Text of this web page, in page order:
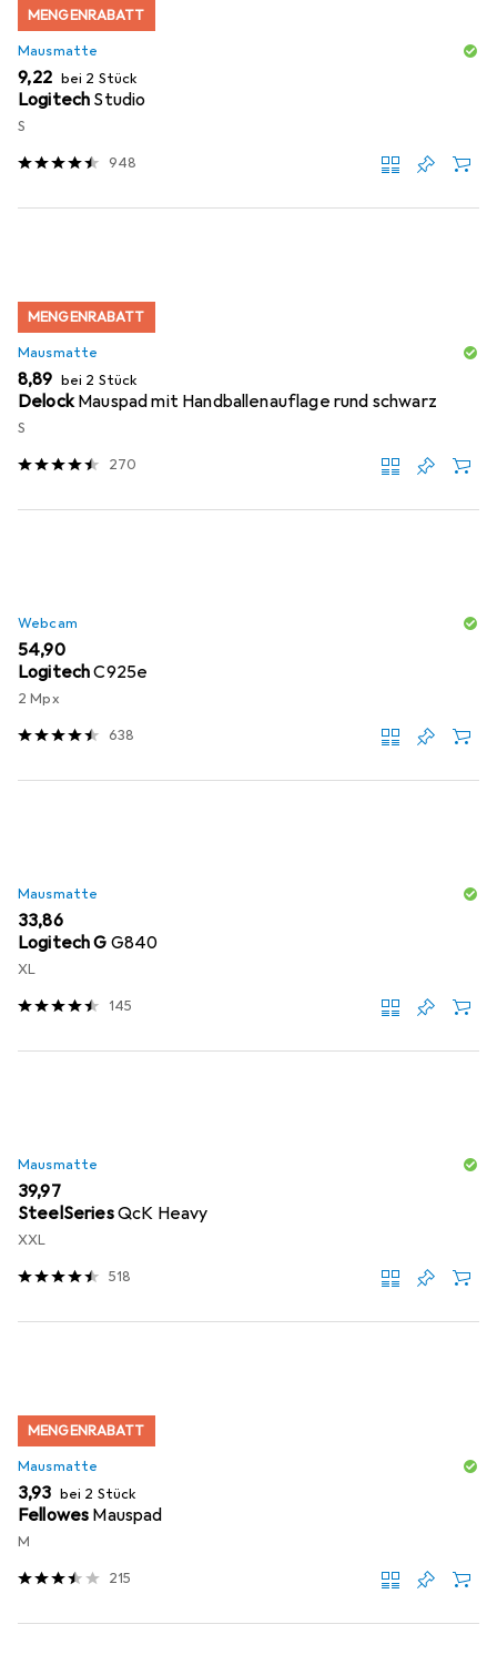
MENGENRABATT
Mausmatte
EUR
9,22 bei 2 Stück
Logitech Studio
S
948
MENGENRABATT
Mausmatte
EUR
8,89 bei 2 Stück
Delock Mauspad mit Handballenauflage rund schwarz
S
270
Webcam
EUR
54,90
LogitechC925e
2 Mpx
638
Mausmatte
EUR
33,86
Logitech G G840
XL
145
Mausmatte
EUR
39,97
SteelSeriesQcK Heavy
XXL
518
MENGENRABATT
Mausmatte
EUR
3,93 bei 2 Stück
Fellowes Mauspad
M
215